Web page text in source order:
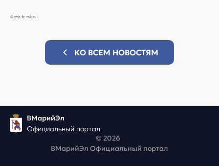
Фото fc-rsk.ru
КО ВСЕМ НОВОСТЯМ
ВМарийЭл
Официальный портал
© 2026
ВМарийЭл Официальный портал